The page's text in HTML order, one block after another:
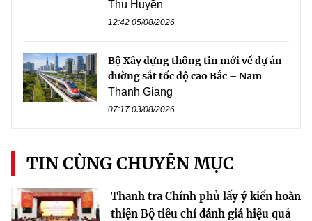
Thu Huyền
12:42 05/08/2026
Bộ Xây dựng thông tin mới về dự án
đường sắt tốc độ cao Bắc – Nam
Thanh Giang
07:17 03/08/2026
TIN CÙNG CHUYÊN MỤC
Thanh tra Chính phủ lấy ý kiến hoàn
thiện Bộ tiêu chí đánh giá hiệu quả